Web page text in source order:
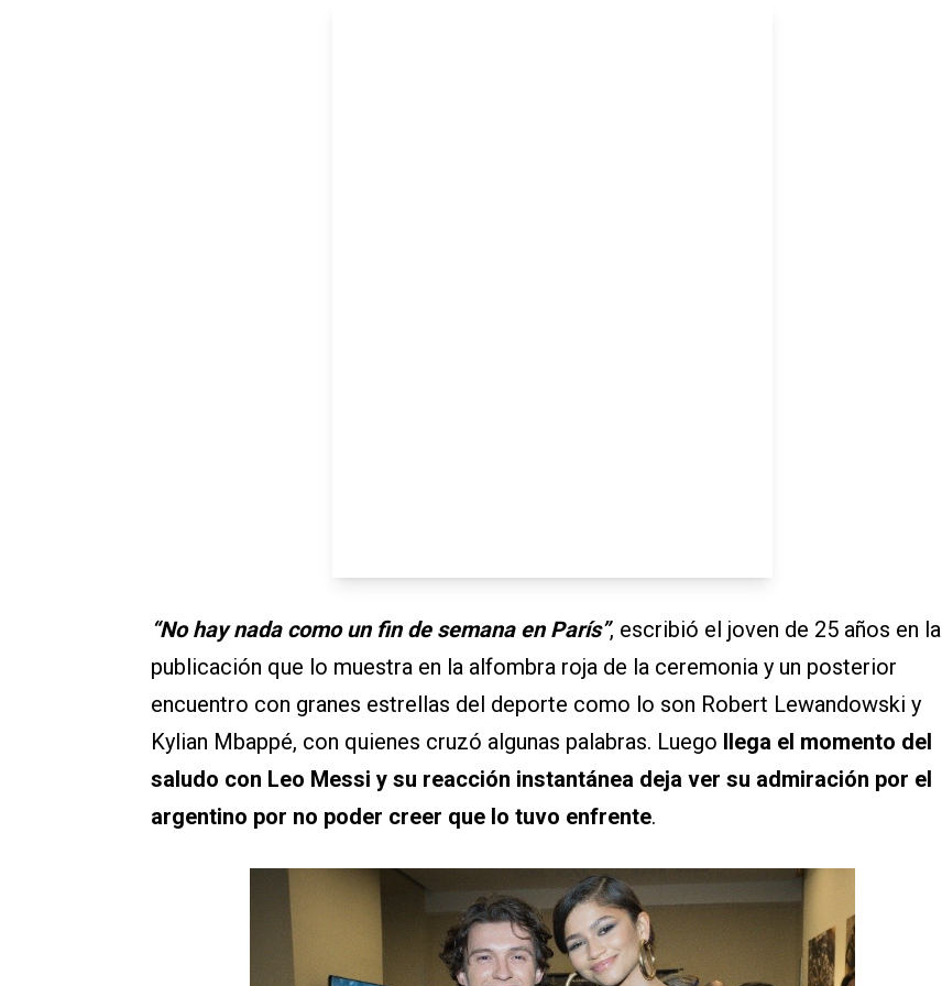
“No hay nada como un fin de semana en París”, escribió el joven de 25 años en la
publicación que lo muestra en la alfombra roja de la ceremonia y un posterior
encuentro con granes estrellas del deporte como lo son Robert Lewandowski y
Kylian Mbappé, con quienes cruzó algunas palabras. Luego llega el momento del
saludo con Leo Messi y su reacción instantánea deja ver su admiración por el
argentino por no poder creer que lo tuvo enfrente.